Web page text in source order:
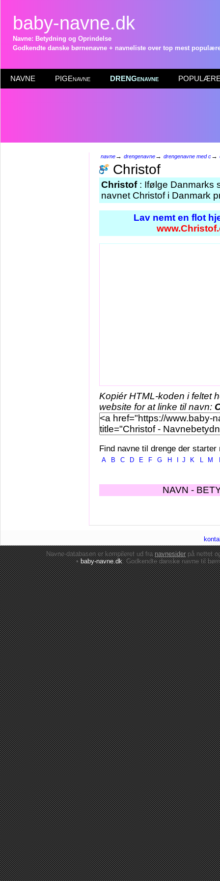
baby-navne.dk
Navne: Betydning og Oprindelse
Godkendte danske børnenavne + navneliste over top mest
NAVNE PIGEnavne DRENGenavne POPULÆRE
navne→ drengenavne→ drengenavne med c→
Christof
Christof: Ifølge Danmarks
navnet Christof i Danmark
Lav nemt en flot
Kopiér HTML-koden i feltet
website for at linke til navn:
Find navne til drenge der starter
A B C D E F G H J K L M
NAVN -
Navne-databasen er kompileret ud franavnesiderpå nettet
•baby-navne.dk: Godkendte danskenavne til børn